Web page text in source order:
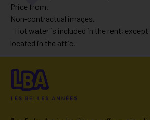
Price from.
Non-contractual images.
Hot water is included in the rent,
located in the attic.